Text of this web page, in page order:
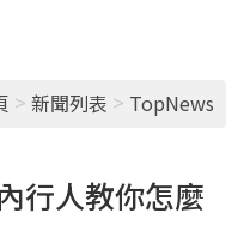
> 新聞列表 > TopNews
行人教你怎麼